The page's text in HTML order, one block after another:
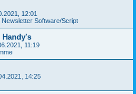
12:01
Newsletter Software/Script
11:19
14:25